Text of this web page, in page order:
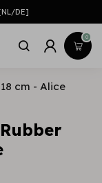
DE]
0
cm - Alice